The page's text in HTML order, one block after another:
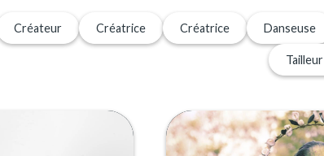
Créateur Créatrice Créatrice Danseuse
Tailleur